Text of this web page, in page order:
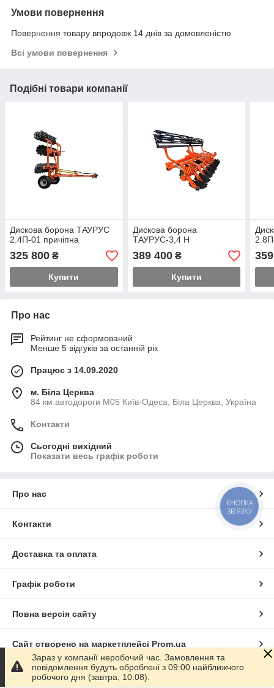
Умови повернення
Повернення товару впродовж 14 днів за домовленістю
Всі умови повернення
Подібні товари компанії
Дискова борона ТАУРУС
2.4П-01 причіпна
325 800 ₴
Купити
Дискова борона
ТАУРУС-3,4 Н
389 400₴
Купити
Про нас
Рейтинг не сформований
Менше 5 відгуків за останній рік
Працює з 14.09.2020
м. Біла Церква
84 км автодороги М05 Київ-Одеса, Біла Церква, Україна
Контакти
Сьогодні вихідний
Показати весь графік роботи
Про нас
Контакти
Доставка та оплата
Графік роботи
Повна версія сайту
Сайт створено на маркетплейсі Prom.ua
Політика конфіденційності
Зараз у компанії неробочий час. Замовлення та
повідомлення будуть оброблені з 09:00 найближчого
робочого дня (завтра, 10.08).
КНОПКА
ЗВ'ЯЗКУ